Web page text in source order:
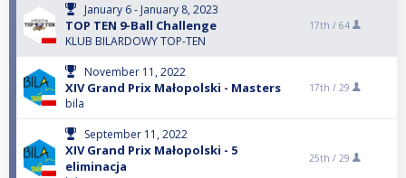
January 6 - January 8, 2023
TOP TEN 9-Ball Challenge
KLUB BILARDOWY TOP-TEN
17th / 64
November 11, 2022
XIV Grand Prix Małopolski - Masters
bila
17th / 29
September 11, 2022
XIV Grand Prix Małopolski - 5
eliminacja
25th / 29